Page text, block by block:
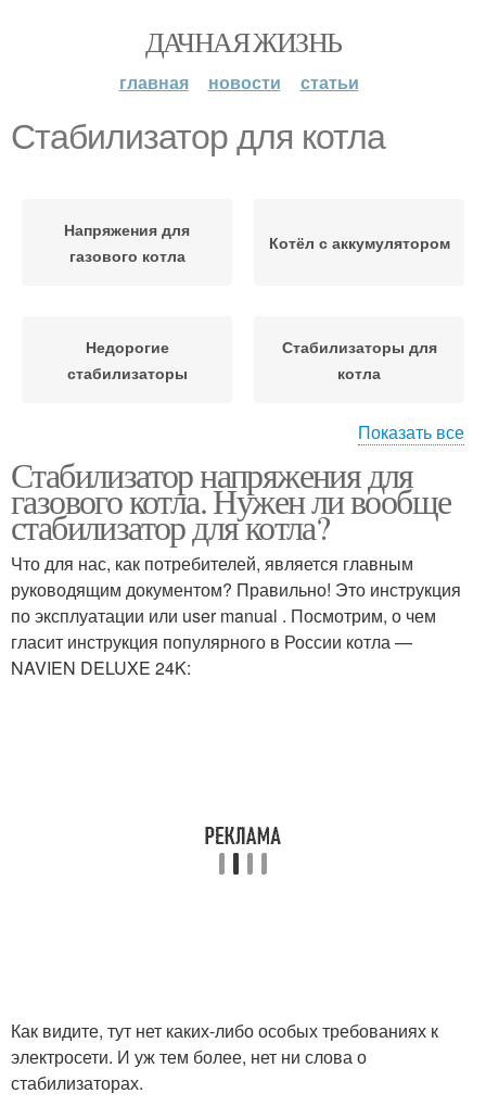
ДАЧНАЯ ЖИЗНЬ
главная новости статьи
Стабилизатор для котла
Напряжения для
газового котла
Котёл с аккумулятором
Недорогие
стабилизаторы
Стабилизаторы для
котла
Напряжения для котла
Показать все
Стабилизатор напряжения для
газового котла. Нужен ли вообще
стабилизатор для котла?
Что для нас, как потребителей, является главным
руководящим документом? Правильно! Это инструкция
по эксплуатации или user manual . Посмотрим, о чем
гласит инструкция популярного в России котла —
NAVIEN DELUXE 24K:
Как видите, тут нет каких-либо особых требованиях к
электросети. И уж тем более, нет ни слова о
стабилизаторах.